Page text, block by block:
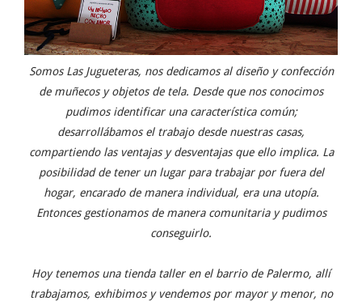
Somos Las Jugueteras, nos dedicamos al diseño y confección
de muñecos y objetos de tela. Desde que nos conocimos
pudimos identificar una característica común;
desarrollábamos el trabajo desde nuestras casas,
compartiendo las ventajas y desventajas que ello implica. La
posibilidad de tener un lugar para trabajar por fuera del
hogar, encarado de manera individual, era una utopía.
Entonces gestionamos de manera comunitaria y pudimos
conseguirlo.
Hoy tenemos una tienda taller en el barrio de Palermo, allí
trabajamos, exhibimos y vendemos por mayor y menor, no